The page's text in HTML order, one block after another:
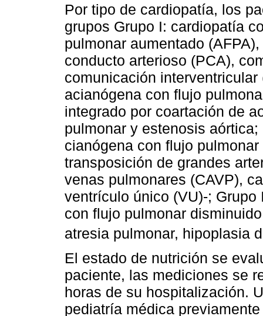
Por tipo de cardiopatía, los
grupos Grupo I: cardiopatía
pulmonar aumentado
conducto arterioso (PCA),
comunicación
acianógena con flujo
integrado por coartación de
pulmonar y estenosis
cianógena con flujo
transposición de grandes
venas pulmonares (CAVP),
ventrículo único (VU)-;
con flujo pulmonar
atresia pulmonar, hipoplasia
El estado de nutrición se
paciente, las mediciones se
horas de su hospitalización.
pediatría médica